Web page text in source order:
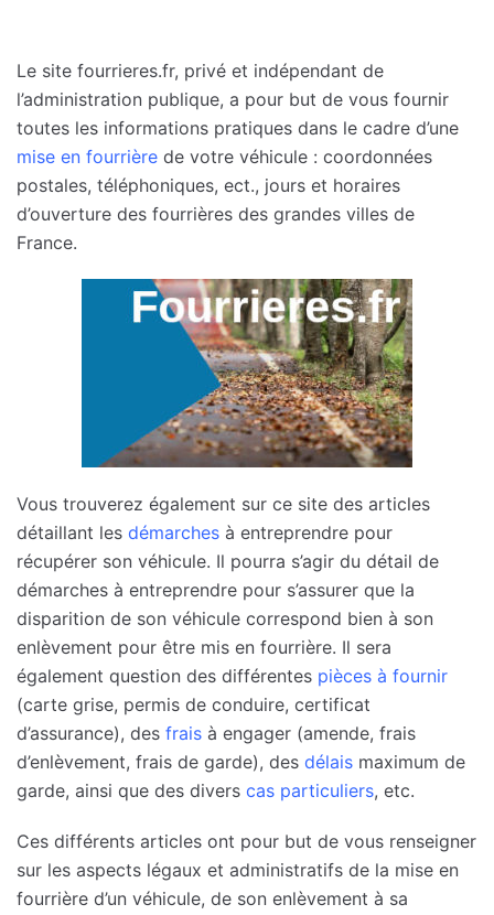
Le site fourrieres.fr, privé et indépendant de
l’administration publique, a pour but de vous fournir
toutes les informations pratiques dans le cadre d’une
mise en fourrière de votre véhicule : coordonnées
postales, téléphoniques, ect., jours et horaires
d’ouverture des fourrières des grandes villes de
France.
Vous trouverez également sur ce site des articles
détaillant les démarches à entreprendre pour
récupérer son véhicule. Il pourra s’agir du détail de
démarches à entreprendre pour s’assurer que la
disparition de son véhicule correspond bien à son
enlèvement pour être mis en fourrière. Il sera
également question des différentes pièces à fournir
(carte grise, permis de conduire, certificat
d’assurance), des frais à engager (amende, frais
d’enlèvement, frais de garde), des délais maximum de
garde, ainsi que des divers cas particuliers, etc.
Ces différents articles ont pour but de vous renseigner
sur les aspects légaux et administratifs de la mise en
fourrière d’un véhicule, de son enlèvement à sa